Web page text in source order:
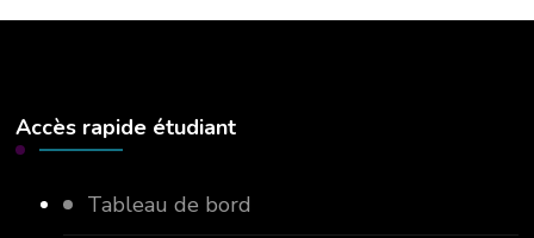
Accès rapide étudiant
Tableau de bord